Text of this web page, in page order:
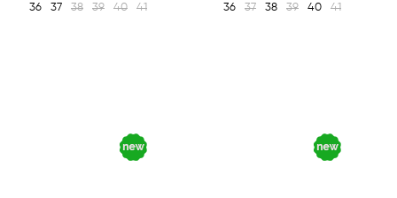
36 37 38 39 40 41 36 37 38 39 40 41